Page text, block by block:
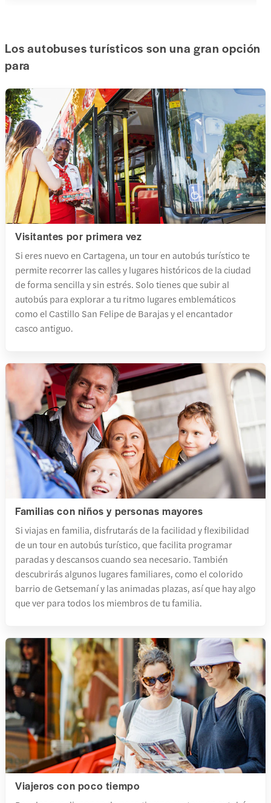
Los autobuses turísticos son una gran opción
para
Visitantes por primera vez
Si eres nuevo en Cartagena, un tour en autobús turístico te
permite recorrer las calles y lugares históricos de la ciudad
de forma sencilla y sin estrés. Solo tienes que subir al
autobús para explorar a tu ritmo lugares emblemáticos
como el Castillo San Felipe de Barajas y el encantador
casco antiguo.
Familias con niños y personas mayores
Si viajas en familia, disfrutarás de la facilidad y flexibilidad
de un tour en autobús turístico, que facilita programar
paradas y descansos cuando sea necesario. También
descubrirás algunos lugares familiares, como el colorido
barrio de Getsemaní y las animadas plazas, así que hay algo
que ver para todos los miembros de tu familia.
Viajeros con poco tiempo